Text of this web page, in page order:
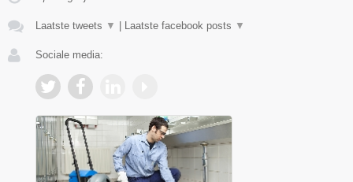
Laatste tweets ▼ | Laatste facebook posts ▼
Sociale media: